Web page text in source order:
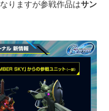
りますが参戦作品はサン